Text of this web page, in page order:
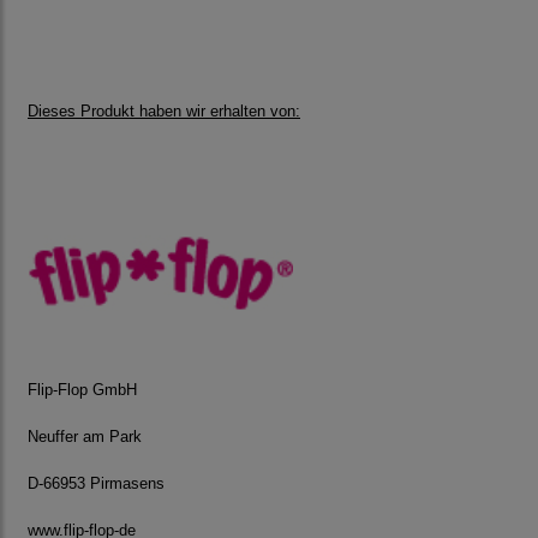
Dieses Produkt haben wir erhalten von:
Flip-Flop GmbH
Neuffer am Park
D-66953 Pirmasens
www.flip-flop-de